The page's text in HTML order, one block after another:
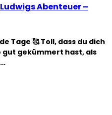
Ludwigs Abenteuer –
Tage 🥰 Toll, dass du dich
gut gekümmert hast, als